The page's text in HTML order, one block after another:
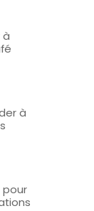
à
à
pour